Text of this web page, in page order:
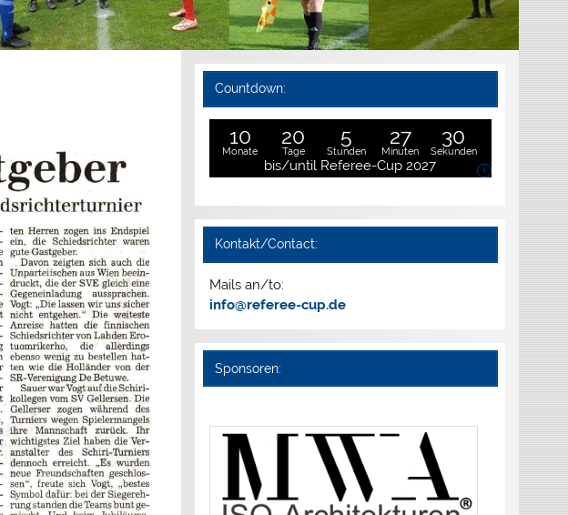
Countdown:
10
Monate
20
Tage
5
Stunden
27
Minuten
28
Sekunden
bis/until Referee-Cup 2027 i
Kontakt/Contact:
Mails an/to:
info@referee-cup.de
Sponsoren: